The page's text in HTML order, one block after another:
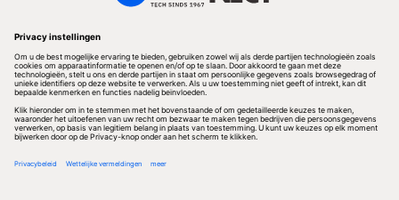
Volg ons
Redactionele partner